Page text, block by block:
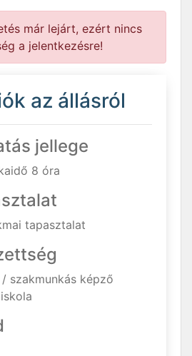
már lejárt, ezért nincs
a jelentkezésre!
az állásról
jellege
8 óra
tapasztalat
szakmunkás képző